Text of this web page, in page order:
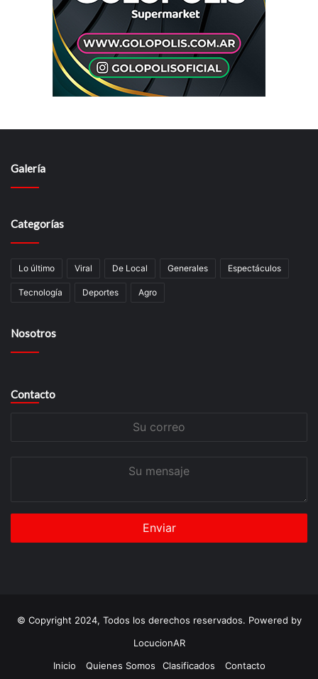
Galería
Categorías
Lo último Viral De Local Generales Espectáculos
Tecnologí­a Deportes Agro
Nosotros
Contacto
© Copyright 2024, Todos los derechos reservados. Powered by
LocucionAR
Inicio
Quienes Somos Clasificados Contacto